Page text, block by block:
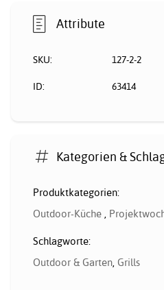
Attribute
SKU: 127-2-2
ID: 63414
Kategorien &
Produktkategorien:
Outdoor-Küche ,
Schlagworte:
Outdoor & Garten, Grills